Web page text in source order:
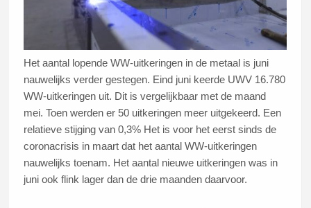
Het aantal lopende WW-uitkeringen in de metaal is juni
nauwelijks verder gestegen. Eind juni keerde UWV 16.780
WW-uitkeringen uit. Dit is vergelijkbaar met de maand
mei. Toen werden er 50 uitkeringen meer uitgekeerd. Een
relatieve stijging van 0,3% Het is voor het eerst sinds de
coronacrisis in maart dat het aantal WW-uitkeringen
nauwelijks toenam. Het aantal nieuwe uitkeringen was in
juni ook flink lager dan de drie maanden daarvoor.